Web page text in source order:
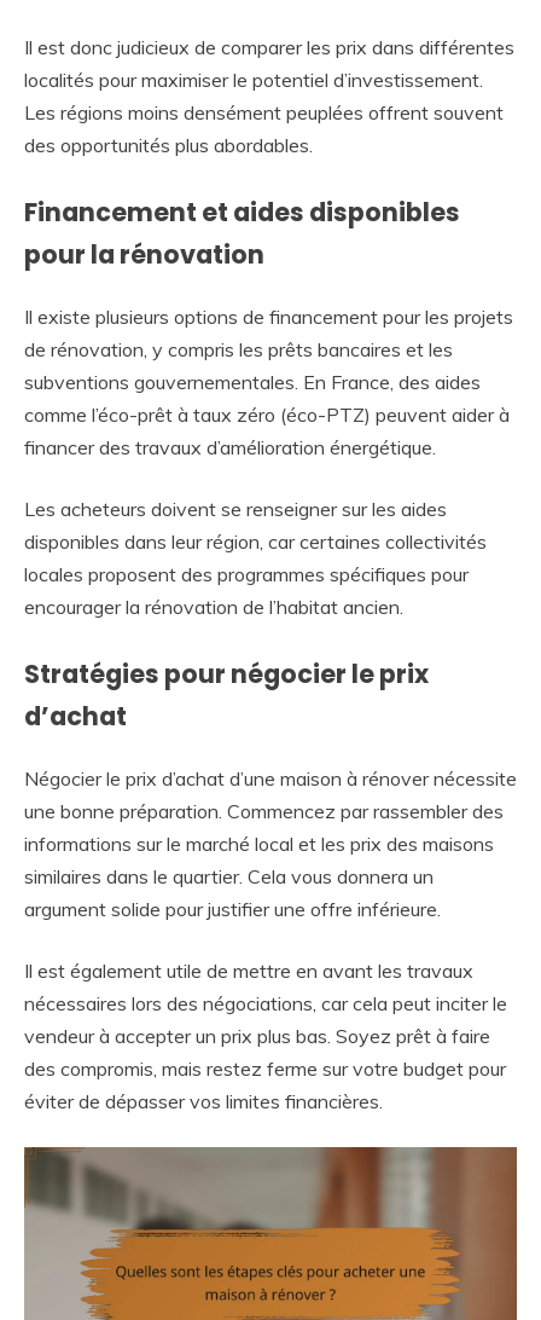
Il est donc judicieux de comparer les prix dans différentes
localités pour maximiser le potentiel d’investissement.
Les régions moins densément peuplées offrent souvent
des opportunités plus abordables.
Financement et aides disponibles
pour la rénovation
Il existe plusieurs options de financement pour les projets
de rénovation, y compris les prêts bancaires et les
subventions gouvernementales. En France, des aides
comme l’éco-prêt à taux zéro (éco-PTZ) peuvent aider à
financer des travaux d’amélioration énergétique.
Les acheteurs doivent se renseigner sur les aides
disponibles dans leur région, car certaines collectivités
locales proposent des programmes spécifiques pour
encourager la rénovation de l’habitat ancien.
Stratégies pour négocier le prix
d’achat
Négocier le prix d’achat d’une maison à rénover nécessite
une bonne préparation. Commencez par rassembler des
informations sur le marché local et les prix des maisons
similaires dans le quartier. Cela vous donnera un
argument solide pour justifier une offre inférieure.
Il est également utile de mettre en avant les travaux
nécessaires lors des négociations, car cela peut inciter le
vendeur à accepter un prix plus bas. Soyez prêt à faire
des compromis, mais restez ferme sur votre budget pour
éviter de dépasser vos limites financières.